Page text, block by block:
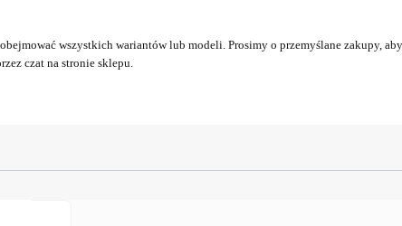
wszystkich wariantów lub modeli. Prosimy o przemyślane zakupy,
czat na stronie sklepu.